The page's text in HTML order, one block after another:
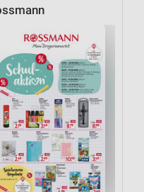
oder
Angebote